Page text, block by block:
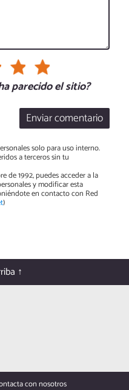
parecido el sitio?
Enviar comentario
solo para uso interno.
a terceros sin tu
de 1992, puedes acceder a la
y modificar esta
en contacto con Red
)
↑
con nosotros